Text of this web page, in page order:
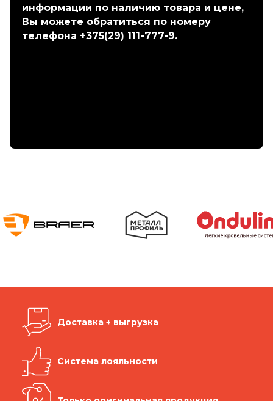
информации по наличию товара и цене,
Вы можете обратиться по номеру
телефона +375(29) 111-777-9.
Доставка + выгрузка
Система лояльности